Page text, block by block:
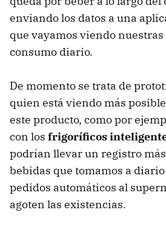
enviando los datos a una
que vayamos viendo
consumo diario.
De momento se trata de
quien está viendo más
este producto, como por
con los frigoríficos
podrían llevar un registro
bebidas que tomamos a
pedidos automáticos al
agoten las existencias.